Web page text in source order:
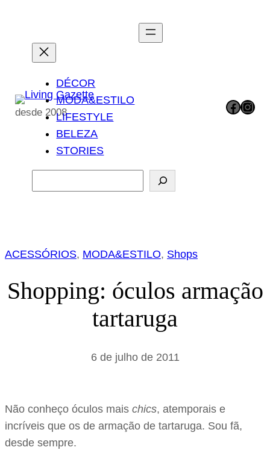
conteúdo
desde 2008
DÉCOR
MODA&ESTILO
LIFESTYLE
BELEZA
STORIES
e
i
a
Facebook Instagram
ACESSÓRIOS, MODA&ESTILO, Shops
Shopping: óculos armação
tartaruga
6 de julho de 2011
Não conheço óculos mais chics, atemporais e
incríveis que os de armação de tartaruga. Sou fã,
desde sempre.